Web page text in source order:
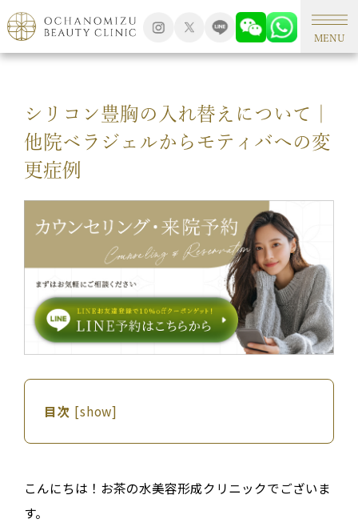
MENU
TOP 形成外科手術
シリコン豊胸の入れ替えについて｜
他院ベラジェルからモティバへの変
更症例
目次 [show]
こんにちは！お茶の水美容形成クリニックでございま
す。